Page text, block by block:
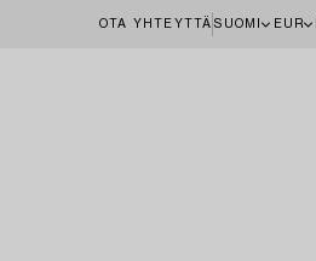
OTA YHTEYTTÄ SUOMI EUR